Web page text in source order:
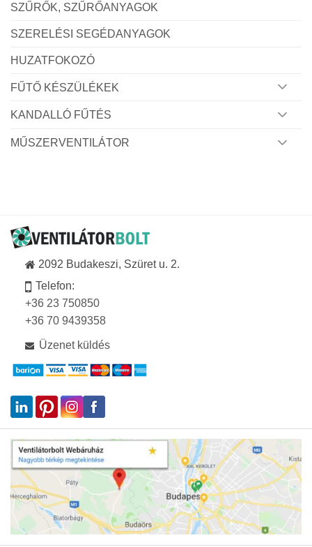
SZŰRŐK, SZŰRŐANYAGOK
SZERELÉSI SEGÉDANYAGOK
HUZATFOKOZÓ
FŰTŐ KÉSZÜLÉKEK
KANDALLÓ FŰTÉS
MŰSZERVENTILÁTOR
2092 Budakeszi, Szüret u. 2.
Telefon:
+36 23 750850
+36 70 9439358
Üzenet küldés